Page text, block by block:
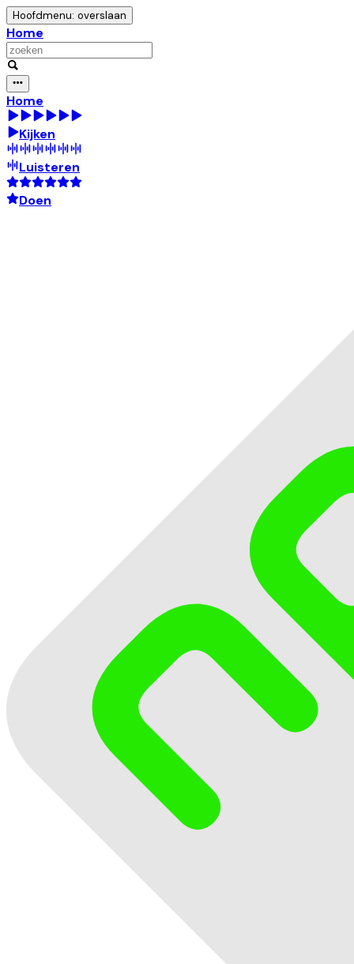
Hoofdmenu: overslaan
Home
Home
Kijken
Luisteren
Doen